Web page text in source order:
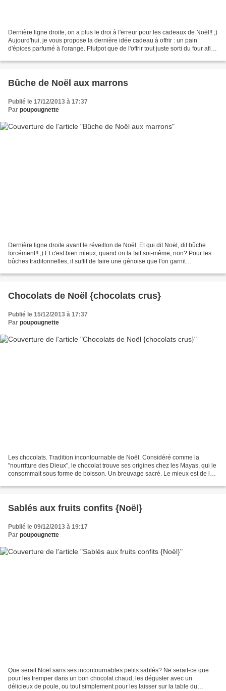
Dernière ligne droite, on a plus le droi à l'erreur pour les cadeaux de Noël!! ;)
Aujourd'hui, je vous propose la dernière idée cadeau à offrir : un pain
d'épices parfumé à l'orange. Plutpot que de l'offrir tout juste sorti du four afin
Bûche de Noël aux marrons
Publié le 17/12/2013 à 17:37
Par poupougnette
Dernière ligne droite avant le réveillon de Noël. Et qui dit Noël, dit bûche
forcément!! ;) Et c'est bien mieux, quand on la fait soi-même, non? Pour les
bûches traditonnelles, il suffit de faire une génoise que l'on garnit
Chocolats de Noël {chocolats crus}
Publié le 15/12/2013 à 17:37
Par poupougnette
Les chocolats. Tradition incontournable de Noël. Considéré comme la
"nourriture des Dieux", le chocolat trouve ses origines chez les Mayas, qui le
consommait sous forme de boisson. Un breuvage sacré. Le mieux est de le
Sablés aux fruits confits {Noël}
Publié le 09/12/2013 à 19:17
Par poupougnette
Que serait Noël sans ses incontournables petits sablés? Ne serait-ce que
pour les tremper dans un bon chocolat chaud, les déguster avec un
délicieux de poule, ou tout simplement pour les laisser sur la table du